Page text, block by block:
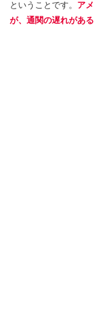
ということです。 ア
が、通関の遅れがあ